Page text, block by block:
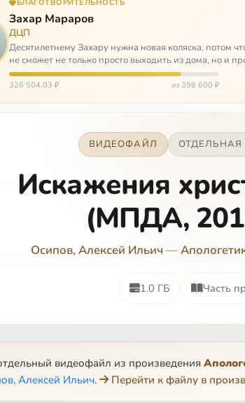
БЛАГОТВОРИТЕЛЬНОСТЬ
Захар Мараров
ДЦП
Десятилетнему Захару нужна новая коляска, потом
не сможет не только просто выходить из дома, но и
реабилитационных центр…
326 504,03 ₽ из 398 600 ₽
ВИДЕОФАЙЛ
Искажения
(МПДА,
Осипов, Алексей Ильич—
1.0 ГБ Часть
видеофайл из произведения
Алексей Ильич. Перейти к файлу в